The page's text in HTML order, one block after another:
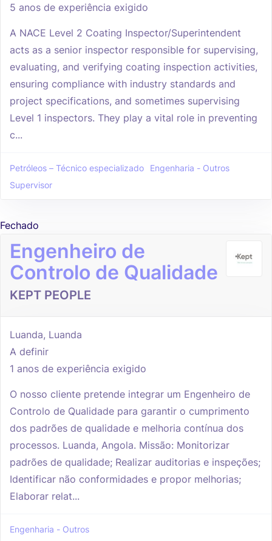
5 anos de experiência exigido
A NACE Level 2 Coating Inspector/Superintendent
acts as a senior inspector responsible for supervising,
evaluating, and verifying coating inspection activities,
ensuring compliance with industry standards and
project specifications, and sometimes supervising
Level 1 inspectors. They play a vital role in preventing
c...
Petróleos – Técnico especializado
Engenharia - Outros
Supervisor
Fechado
Engenheiro de
Controlo de Qualidade
KEPT PEOPLE
Luanda, Luanda
A definir
1 anos de experiência exigido
O nosso cliente pretende integrar um Engenheiro de
Controlo de Qualidade para garantir o cumprimento
dos padrões de qualidade e melhoria contínua dos
processos. Luanda, Angola. Missão: Monitorizar
padrões de qualidade; Realizar auditorias e inspeções;
Identificar não conformidades e propor melhorias;
Elaborar relat...
Engenharia - Outros